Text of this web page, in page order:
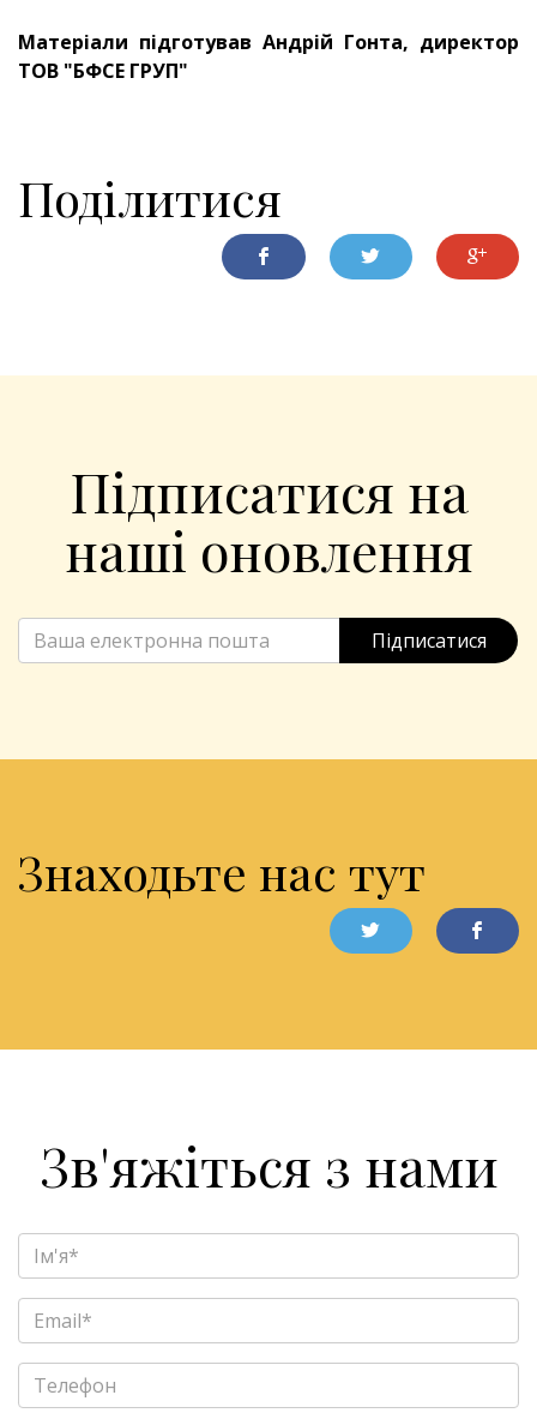
Матеріали підготував Андрій Гонта, директор
ТОВ "БФСЕ ГРУП"
Поділитися
Підписатися на
наші оновлення
Підписатися
Знаходьте нас тут
Зв'яжіться з нами